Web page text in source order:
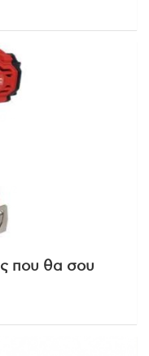
που θα σου